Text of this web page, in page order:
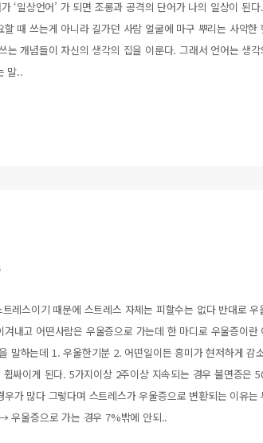
‘일상언어’ 가 되면 조롱과 공격의 단어가 나의 일상이 된
때 쓰는게 아니라 길가던 사람 얼굴에 마구 뿌리는 사악
는 개념들이 자신의 생각의 집을 이룬다. 그래서 언어는 생
말..
레스이기 때문에 스트레스 자체는 피할수는 없다 반대로
내고 어떤사람은 우울증으로 가는데 한 마디로 우울증이
말하는데 1. 우울한기분 2. 어떤일이든 흥미가 현저하게 감
싸이게 된다. 5가지이상 2주이상 지속되는 경우 불면증은
가 많다 그렇다며 스트레스가 우울증으로 변환되는 이유는
우울증으로 가는 경우 7%밖에 안되..